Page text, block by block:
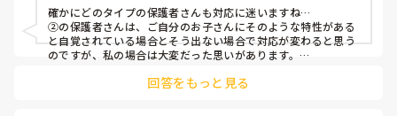
確かにどのタイプの保護者さんも対応に迷いますね…
②の保護者さんは、ご自分のお子さんにそのような特性がある
と自覚されている場合とそう出ない場合で対応が変わると思う
のですが、私の場合は大変だった思いがあります。
で、その方に合わせた対応…難しいですよね。
回答をもっと見る